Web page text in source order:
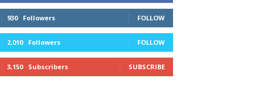
930 Followers FOLLOW
2,010 Followers FOLLOW
3,150 Subscribers SUBSCRIBE